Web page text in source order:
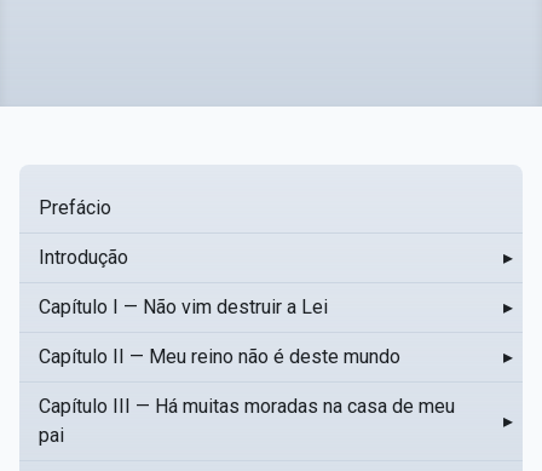
Prefácio
Introdução ▸
Capítulo I — Não vim destruir a Lei ▸
Capítulo II — Meu reino não é deste mundo ▸
Capítulo III — Há muitas moradas na casa de meu
pai
▸